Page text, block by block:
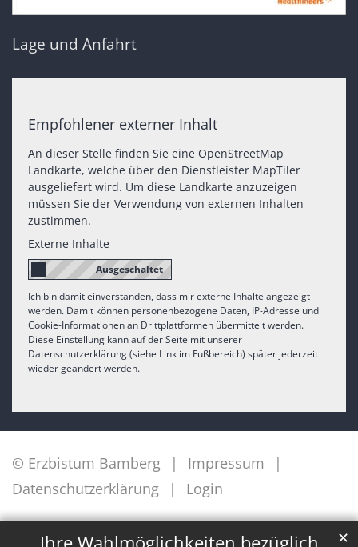
✕
Lage und Anfahrt
Empfohlener externer Inhalt
An dieser Stelle finden Sie eine OpenStreetMap
Landkarte, welche über den Dienstleister MapTiler
ausgeliefert wird. Um diese Landkarte anzuzeigen
müssen Sie der Verwendung von externen Inhalten
zustimmen.
Externe Inhalte
Ich bin damit einverstanden, dass mir externe Inhalte angezeigt
werden. Damit können personenbezogene Daten, IP-Adresse und
Cookie-Informationen an Drittplattformen übermittelt werden.
Diese Einstellung kann auf der Seite mit unserer
Datenschutzerklärung (siehe Link im Fußbereich) später jederzeit
wieder geändert werden.
© Erzbistum Bamberg
Impressum
Datenschutzerklärung
Login